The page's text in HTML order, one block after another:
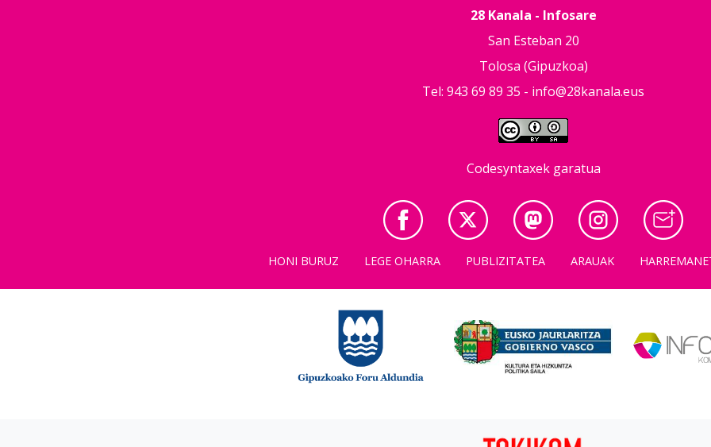
28 Kanala - Infosare
San Esteban 20
Tolosa (Gipuzkoa)
Tel: 943 69 89 35 - info@28kanala.eus
Codesyntaxek garatua
HONI BURUZ LEGE OHARRA PUBLIZITATEA ARAUAK